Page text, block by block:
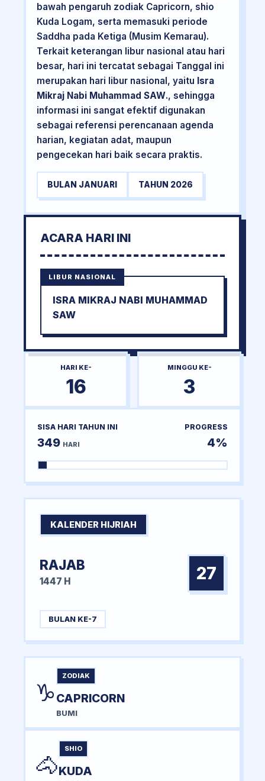
bawah pengaruh zodiak Capricorn, shio
Kuda Logam, serta memasuki periode
Saddha pada Ketiga (Musim Kemarau).
Terkait keterangan libur nasional atau hari
besar, hari ini tercatat sebagai Tanggal ini
merupakan hari libur nasional, yaitu Isra
Mikraj Nabi Muhammad SAW., sehingga
informasi ini sangat efektif digunakan
sebagai referensi perencanaan agenda
harian, kegiatan adat, maupun
pengecekan hari baik secara praktis.
BULAN JANUARI TAHUN 2026
ACARA HARI INI
LIBUR NASIONAL
ISRA MIKRAJ NABI MUHAMMAD
SAW
HARI KE-
16
MINGGU KE-
3
SISA HARI TAHUN INI
349 HARI
PROGRESS
4%
KALENDER HIJRIAH
RAJAB
1447 H 27
BULAN KE-7
♑
ZODIAK
CAPRICORN
BUMI
🐴
SHIO
KUDA